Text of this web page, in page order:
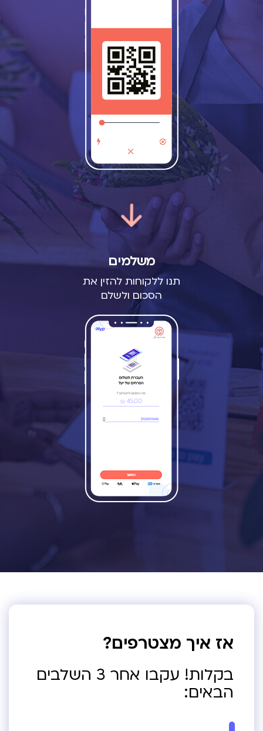
משלמים
תנו ללקוחות להזין את
הסכום ולשלם
אז איך מצטרפים?
בקלות! עקבו אחר 3 השלבים
הבאים: